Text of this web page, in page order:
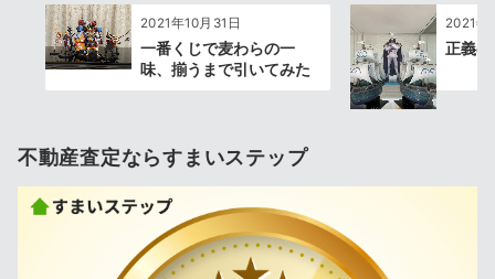
2021年10月31日
一番くじで麦わらの一
味、揃うまで引いてみた
2021年
正義
不動産査定ならすまいステップ